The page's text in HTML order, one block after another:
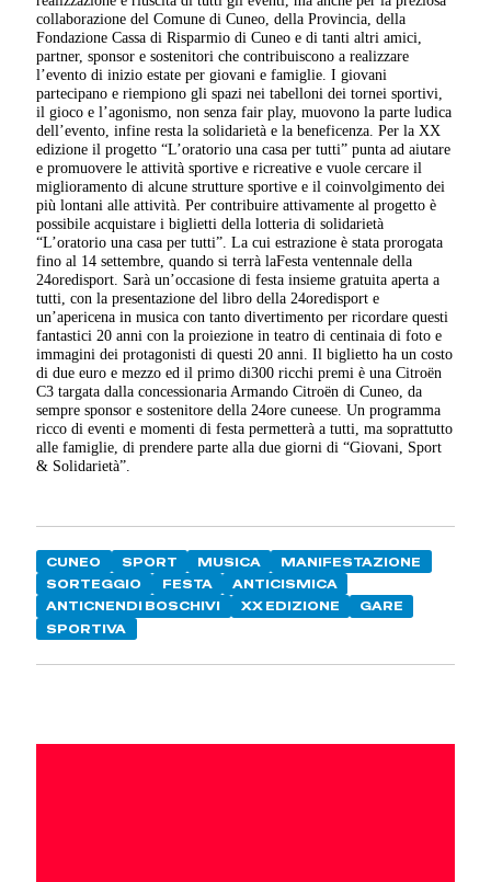
collaborazione del Comune di Cuneo, della Provincia, della
Fondazione Cassa di Risparmio di Cuneo e di tanti altri amici,
partner, sponsor e sostenitori che contribuiscono a realizzare
l’evento di inizio estate per giovani e famiglie. I giovani
partecipano e riempiono gli spazi nei tabelloni dei tornei sportivi,
il gioco e l’agonismo, non senza fair play, muovono la parte ludica
dell’evento, infine resta la solidarietà e la beneficenza. Per la XX
edizione il progetto “L’oratorio una casa per tutti” punta ad aiutare
e promuovere le attività sportive e ricreative e vuole cercare il
miglioramento di alcune strutture sportive e il coinvolgimento dei
più lontani alle attività. Per contribuire attivamente al progetto è
possibile acquistare i biglietti della lotteria di solidarietà
“L’oratorio una casa per tutti”. La cui estrazione è stata prorogata
fino al 14 settembre, quando si terrà laFesta ventennale della
24oredisport. Sarà un’occasione di festa insieme gratuita aperta a
tutti, con la presentazione del libro della 24oredisport e
un’apericena in musica con tanto divertimento per ricordare questi
fantastici 20 anni con la proiezione in teatro di centinaia di foto e
immagini dei protagonisti di questi 20 anni. Il biglietto ha un costo
di due euro e mezzo ed il primo di300 ricchi premi è una Citroën
C3 targata dalla concessionaria Armando Citroën di Cuneo, da
sempre sponsor e sostenitore della 24ore cuneese. Un programma
ricco di eventi e momenti di festa permetterà a tutti, ma soprattutto
alle famiglie, di prendere parte alla due giorni di “Giovani, Sport
& Solidarietà”.
CUNEO SPORT MUSICA
MANIFESTAZIONE
SORTEGGIO
FESTA
ANTICISMICA
ANTICNENDI BOSCHIVI
XX EDIZIONE
GARE
SPORTIVA